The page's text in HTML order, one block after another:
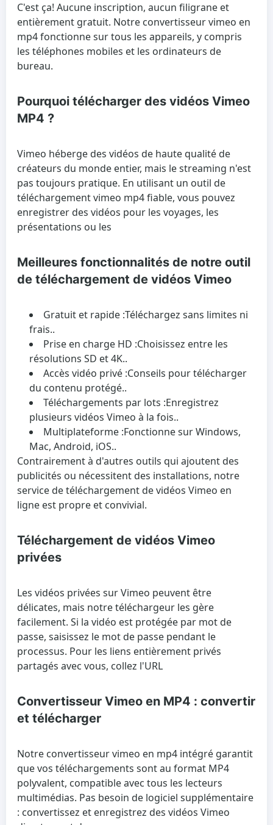
C'est ça! Aucune inscription, aucun filigrane et
entièrement gratuit. Notre convertisseur vimeo en
mp4 fonctionne sur tous les appareils, y compris
les téléphones mobiles et les ordinateurs de
bureau.
Pourquoi télécharger des vidéos Vimeo
MP4 ?
Vimeo héberge des vidéos de haute qualité de
créateurs du monde entier, mais le streaming n'est
pas toujours pratique. En utilisant un outil de
téléchargement vimeo mp4 fiable, vous pouvez
enregistrer des vidéos pour les voyages, les
présentations ou les
Meilleures fonctionnalités de notre outil
de téléchargement de vidéos Vimeo
Gratuit et rapide :Téléchargez sans limites ni
frais..
Prise en charge HD :Choisissez entre les
résolutions SD et 4K..
Accès vidéo privé :Conseils pour télécharger
du contenu protégé..
Téléchargements par lots :Enregistrez
plusieurs vidéos Vimeo à la fois..
Multiplateforme :Fonctionne sur Windows,
Mac, Android, iOS..
Contrairement à d'autres outils qui ajoutent des
publicités ou nécessitent des installations, notre
service de téléchargement de vidéos Vimeo en
ligne est propre et convivial.
Téléchargement de vidéos Vimeo
privées
Les vidéos privées sur Vimeo peuvent être
délicates, mais notre téléchargeur les gère
facilement. Si la vidéo est protégée par mot de
passe, saisissez le mot de passe pendant le
processus. Pour les liens entièrement privés
partagés avec vous, collez l'URL
Convertisseur Vimeo en MP4 : convertir
et télécharger
Notre convertisseur vimeo en mp4 intégré garantit
que vos téléchargements sont au format MP4
polyvalent, compatible avec tous les lecteurs
multimédias. Pas besoin de logiciel supplémentaire
: convertissez et enregistrez des vidéos Vimeo